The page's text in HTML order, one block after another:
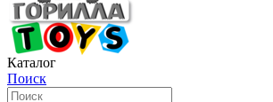
Каталог
Поиск